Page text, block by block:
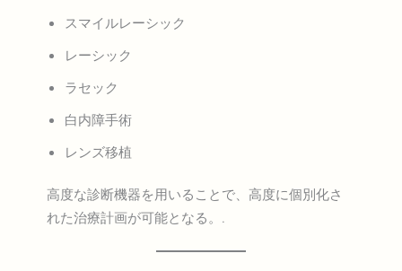
スマイルレーシック
レーシック
ラセック
白内障手術
レンズ移植
高度な診断機器を用いることで、高度に個別化さ
れた治療計画が可能となる。.